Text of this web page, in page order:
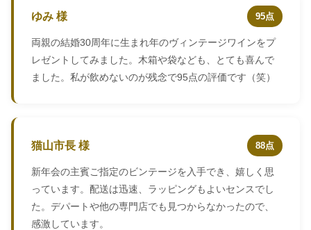
ゆみ 様 95点
両親の結婚30周年に生まれ年のヴィンテージワインをプ
レゼントしてみました。木箱や袋なども、とても喜んで
ました。私が飲めないのが残念で95点の評価です（笑）
猫山市長 様 88点
新年会の主賓ご指定のビンテージを入手でき、嬉しく思
っています。配送は迅速、ラッピングもよいセンスでし
た。デパートや他の専門店でも見つからなかったので、
感激しています。